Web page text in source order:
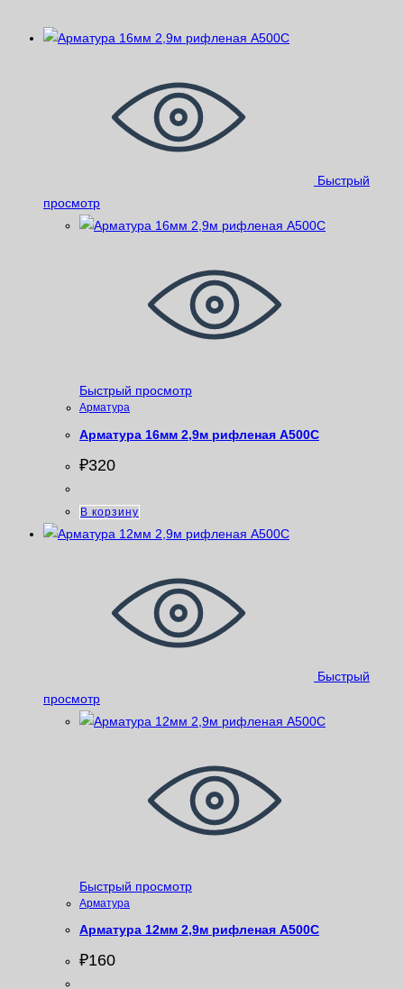
Быстрый
просмотр
Быстрый просмотр
Арматура
Арматура 16мм 2,9м рифленая A500С
₽320
В корзину
Быстрый
просмотр
Быстрый просмотр
Арматура
Арматура 12мм 2,9м рифленая A500С
₽160